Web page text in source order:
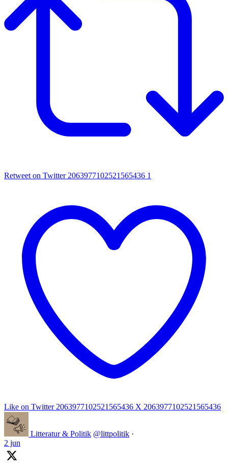
Retweet on Twitter 2063977102521565436 1
Like on Twitter 2063977102521565436 X 2063977102521565436
Litteratur & Politik @littpolitik ·
2 jun